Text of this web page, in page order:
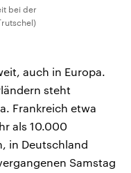
bei der
auch in Europa.
steht
Frankreich etwa
als 10.000
in Deutschland
Samstag